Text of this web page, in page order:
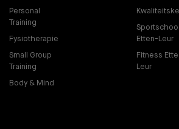
Personal
Training
Fysiotherapie
Small Group
Training
Body & Mind
Sportschool
Etten-Leur
Fitness
Leur